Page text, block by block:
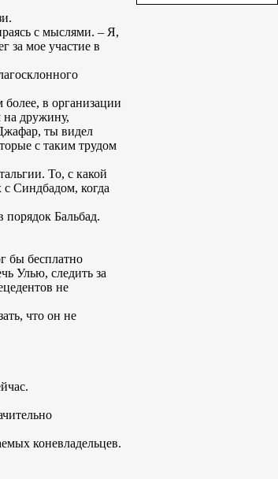
с мыслями. – Я,
за мое участие в
в организации
на дружину,
ты видел
с таким трудом
То, с какой
Синдбадом, когда
Бальбад.
бы бесплатно
Улью, следить за
не
что он не
коневладельцев.